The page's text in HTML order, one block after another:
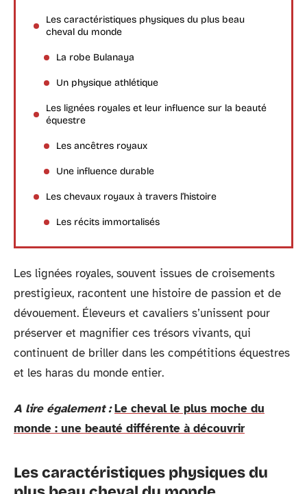
Les caractéristiques physiques du plus beau
cheval du monde
La robe Bulanaya
Un physique athlétique
Les lignées royales et leur influence sur la beauté
équestre
Les ancêtres royaux
Une influence durable
Les chevaux royaux à travers l’histoire
Les récits immortalisés
Les lignées royales, souvent issues de croisements
prestigieux, racontent une histoire de passion et de
dévouement. Éleveurs et cavaliers s’unissent pour
préserver et magnifier ces trésors vivants, qui
continuent de briller dans les compétitions équestres
et les haras du monde entier.
A lire également : Le cheval le plus moche du
monde : une beauté différente à découvrir
Les caractéristiques physiques du